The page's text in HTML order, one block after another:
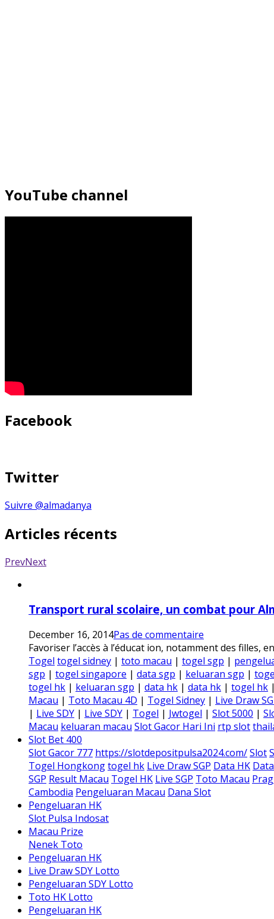
YouTube channel
Facebook
Twitter
Suivre @almadanya
Articles récents
PrevNext
Transport rural scolaire, un combat pour
December 16, 2014Pas de commentaire
Favoriser l’accès à l’éducat ion, notamment des filles,
Togel togel sidney | toto macau | togel sgp |
sgp | togel singapore | data sgp | keluaran sgp |
togel hk | keluaran sgp | data hk | data hk | togel hk |
Macau | Toto Macau 4D | Togel Sidney | Live Draw
| Live SDY | Live SDY | Togel | Jwtogel | Slot 5000 |
Macau keluaran macau Slot Gacor Hari Ini rtp slot
Slot Bet 400
Slot Gacor 777 https://slotdepositpulsa2024.com/Slot
Togel Hongkongtogel hk Live Draw SGP Data HK
SGP Result Macau Togel HK Live SGP Toto Macau
Cambodia Pengeluaran Macau Dana Slot
Pengeluaran HK
Slot Pulsa Indosat
Macau Prize
Nenek Toto
Pengeluaran HK
Live Draw SDY Lotto
Pengeluaran SDY Lotto
Toto HK Lotto
Pengeluaran HK